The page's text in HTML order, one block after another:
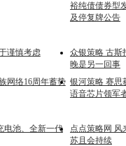
裕纯债债券型
及停复牌公告
谨慎考虑
众银策略 古斯
晚是另一回事
网络16周年蓄势 银河策略 赛思
语音芯片领军
电池、全新一代
点点策略网 风
苏且会持续